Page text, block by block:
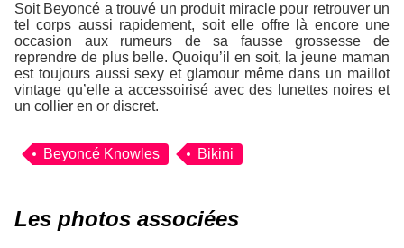
Soit Beyoncé a trouvé un produit miracle pour retrouver un
tel corps aussi rapidement, soit elle offre là encore une
occasion aux rumeurs de sa fausse grossesse de
reprendre de plus belle. Quoiqu’il en soit, la jeune maman
est toujours aussi sexy et glamour même dans un maillot
vintage qu’elle a accessoirisé avec des lunettes noires et
un collier en or discret.
Beyoncé Knowles Bikini
Les photos associées